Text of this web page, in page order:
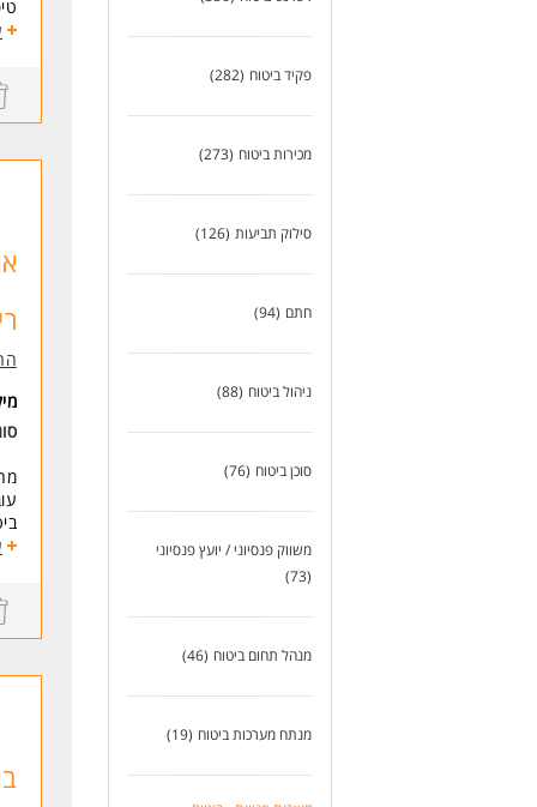
פקיד ביטוח (282)
מכירות ביטוח (273)
סילוק תביעות (126)
חתם (94)
ניהול ביטוח (88)
סוכן ביטוח (76)
משווק פנסיוני / יועץ פנסיוני
(73)
מנהל תחום ביטוח (46)
מנתח מערכות ביטוח (19)
*